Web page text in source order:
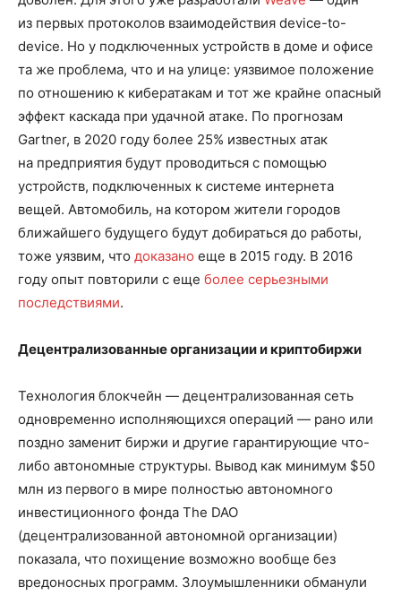
из первых протоколов взаимодействия device-to-
device. Но у подключенных устройств в доме и офисе
та же проблема, что и на улице: уязвимое положение
по отношению к кибератакам и тот же крайне опасный
эффект каскада при удачной атаке. По прогнозам
Gartner, в 2020 году более 25% известных атак
на предприятия будут проводиться с помощью
устройств, подключенных к системе интернета
вещей. Автомобиль, на котором жители городов
ближайшего будущего будут добираться до работы,
тоже уязвим, что доказано еще в 2015 году. В 2016
году опыт повторили с еще более серьезными
последствиями.
Децентрализованные организации и криптобиржи
Технология блокчейн — децентрализованная сеть
одновременно исполняющихся операций — рано или
поздно заменит биржи и другие гарантирующие что-
либо автономные структуры. Вывод как минимум $50
млн из первого в мире полностью автономного
инвестиционного фонда The DAO
(децентрализованной автономной организации)
показала, что похищение возможно вообще без
вредоносных программ. Злоумышленники обманули